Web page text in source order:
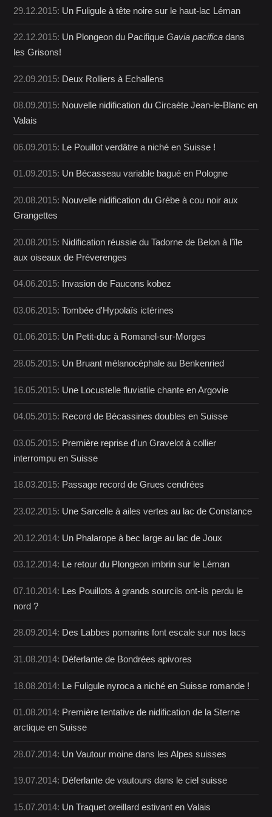
29.12.2015: Un Fuligule à tête noire sur le haut-lac Léman
22.12.2015: Un Plongeon du PacifiqueGavia pacifica dans
les Grisons!
22.09.2015: Deux Rolliers à Echallens
08.09.2015: Nouvelle nidification du Circaète Jean-le-Blanc en
Valais
06.09.2015: Le Pouillot verdâtre a niché en Suisse !
01.09.2015: Un Bécasseau variable bagué en Pologne
20.08.2015: Nouvelle nidification du Grèbe à cou noir aux
Grangettes
20.08.2015: Nidification réussie du Tadorne de Belon à l'île
aux oiseaux de Préverenges
04.06.2015: Invasion de Faucons kobez
03.06.2015:Tombée d'Hypolaïs ictérines
01.06.2015: Un Petit-duc à Romanel-sur-Morges
28.05.2015: Un Bruant mélanocéphale au Benkenried
16.05.2015: Une Locustelle fluviatile chante en Argovie
04.05.2015: Record de Bécassines doubles en Suisse
03.05.2015: Première reprise d'un Gravelot à collier
interrompu en Suisse
18.03.2015: Passage record de Grues cendrées
23.02.2015: Une Sarcelle à ailes vertes au lac de Constance
20.12.2014: Un Phalarope à bec large au lac de Joux
03.12.2014: Le retour du Plongeon imbrin sur le Léman
07.10.2014: Les Pouillots à grands sourcils ont-ils perdu le
nord ?
28.09.2014: Des Labbes pomarins font escale sur nos lacs
31.08.2014: Déferlante de Bondrées apivores
18.08.2014: Le Fuligule nyroca a niché en Suisse romande !
01.08.2014: Première tentative de nidification de la Sterne
arctique en Suisse
28.07.2014: Un Vautour moine dans les Alpes suisses
19.07.2014: Déferlante de vautours dans le ciel suisse
15.07.2014: Un Traquet oreillard estivant en Valais